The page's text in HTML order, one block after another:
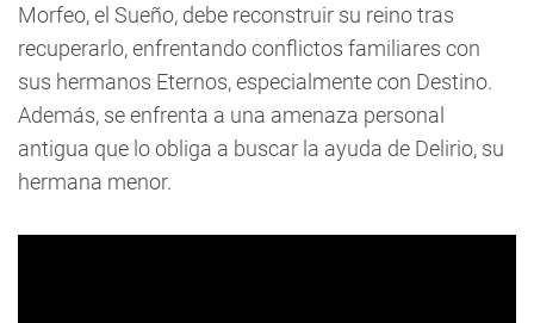
Morfeo, el Sueño, debe reconstruir su reino tras
recuperarlo, enfrentando conflictos familiares con
sus hermanos Eternos, especialmente con Destino.
Además, se enfrenta a una amenaza personal
antigua que lo obliga a buscar la ayuda de Delirio, su
hermana menor.